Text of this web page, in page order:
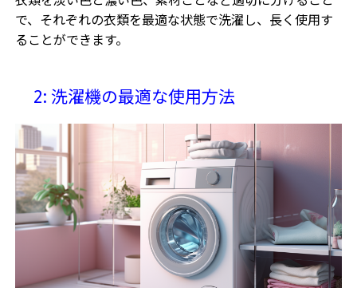
で、それぞれの衣類を最適な状態で洗濯し、長く使用す
ることができます。
2: 洗濯機の最適な使用方法